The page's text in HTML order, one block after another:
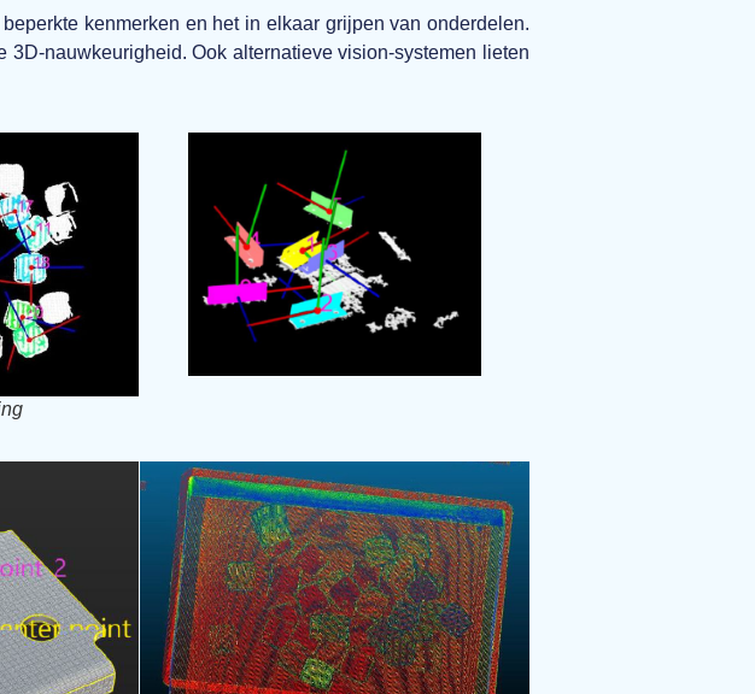
kenmerken en het in elkaar grijpen van onderdelen.
nauwkeurigheid. Ook alternatieve vision-systemen lieten